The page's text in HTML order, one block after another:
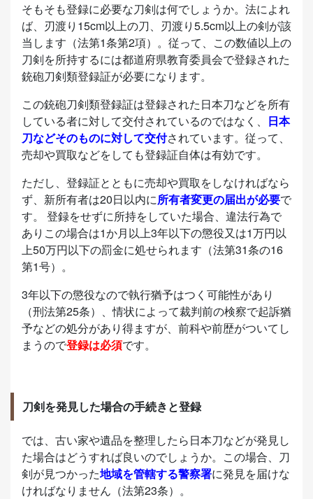
そもそも登録に必要な刀剣は何でしょうか。法によれ
ば、刃渡り15cm以上の刀、刃渡り5.5cm以上の剣が該
当します（法第1条第2項）。従って、この数値以上の
刀剣を所持するには都道府県教育委員会で登録された
銃砲刀剣類登録証が必要になります。
この銃砲刀剣類登録証は登録された日本刀などを所有
している者に対して交付されているのではなく、 日本
刀などそのものに対して交付されています。従って、
売却や買取などをしても登録証自体は有効です。
ただし、登録証とともに売却や買取をしなければなら
ず、新所有者は20日以内に所有者変更の届出が必要で
す。 登録をせずに所持をしていた場合、違法行為で
ありこの場合は1か月以上3年以下の懲役又は1万円以
上50万円以下の罰金に処せられます（法第31条の16
第1号）。
3年以下の懲役なので執行猶予はつく可能性があり
（刑法第25条）、情状によって裁判前の検察で起訴猶
予などの処分があり得ますが、前科や前歴がついてし
まうので登録は必須です。
刀剣を発見した場合の手続きと登録
では、古い家や遺品を整理したら日本刀などが発見し
た場合はどうすれば良いのでしょうか。この場合、刀
剣が見つかった地域を管轄する警察署に発見を届けな
ければなりません（法第23条）。